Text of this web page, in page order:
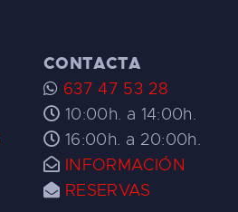
CONTACTA
637 47 53 28
10:00h. a 14:00h.
16:00h. a 20:00h.
INFORMACIÓN
RESERVAS